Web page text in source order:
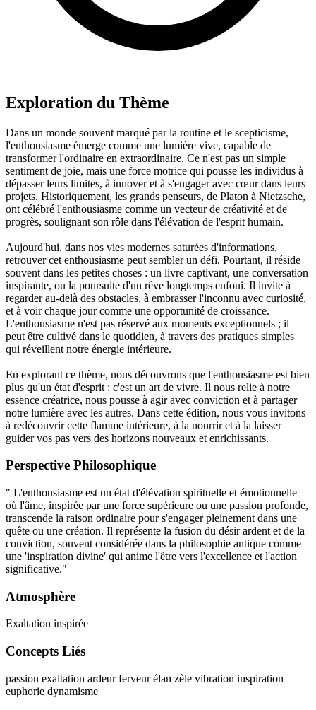
Exploration du Thème
Dans un monde souvent marqué par la routine et le scepticisme,
l'enthousiasme émerge comme une lumière vive, capable de
transformer l'ordinaire en extraordinaire. Ce n'est pas un simple
sentiment de joie, mais une force motrice qui pousse les individus à
dépasser leurs limites, à innover et à s'engager avec cœur dans leurs
projets. Historiquement, les grands penseurs, de Platon à Nietzsche,
ont célébré l'enthousiasme comme un vecteur de créativité et de
progrès, soulignant son rôle dans l'élévation de l'esprit humain.
Aujourd'hui, dans nos vies modernes saturées d'informations,
retrouver cet enthousiasme peut sembler un défi. Pourtant, il réside
souvent dans les petites choses : un livre captivant, une conversation
inspirante, ou la poursuite d'un rêve longtemps enfoui. Il invite à
regarder au-delà des obstacles, à embrasser l'inconnu avec curiosité,
et à voir chaque jour comme une opportunité de croissance.
L'enthousiasme n'est pas réservé aux moments exceptionnels ; il
peut être cultivé dans le quotidien, à travers des pratiques simples
qui réveillent notre énergie intérieure.
En explorant ce thème, nous découvrons que l'enthousiasme est bien
plus qu'un état d'esprit : c'est un art de vivre. Il nous relie à notre
essence créatrice, nous pousse à agir avec conviction et à partager
notre lumière avec les autres. Dans cette édition, nous vous invitons
à redécouvrir cette flamme intérieure, à la nourrir et à la laisser
guider vos pas vers des horizons nouveaux et enrichissants.
Perspective Philosophique
" L'enthousiasme est un état d'élévation spirituelle et émotionnelle
où l'âme, inspirée par une force supérieure ou une passion profonde,
transcende la raison ordinaire pour s'engager pleinement dans une
quête ou une création. Il représente la fusion du désir ardent et de la
conviction, souvent considérée dans la philosophie antique comme
une 'inspiration divine' qui anime l'être vers l'excellence et l'action
significative."
Atmosphère
Exaltation inspirée
Concepts Liés
passion exaltation ardeurferveurélan zèle vibration inspiration
euphorie dynamisme